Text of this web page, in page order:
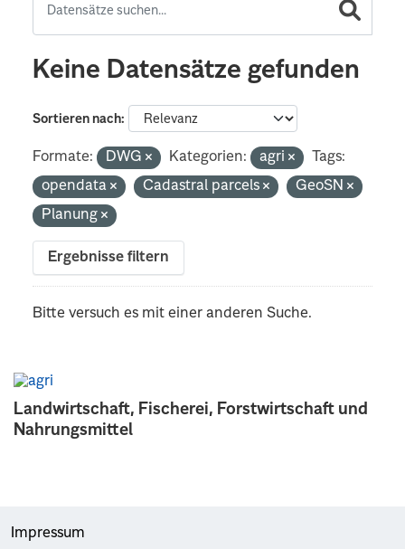
Landwirtschaft, Fischerei, Forstwirtschaft und
Nahrungsmittel
Keine Datensätze gefunden
Sortieren nach
Formate: DWG Kategorien: agri
Tags:
opendata
Cadastral parcels
GeoSN
Planung
Ergebnisse filtern
Bitte versuch es mit einer anderen Suche.
Impressum